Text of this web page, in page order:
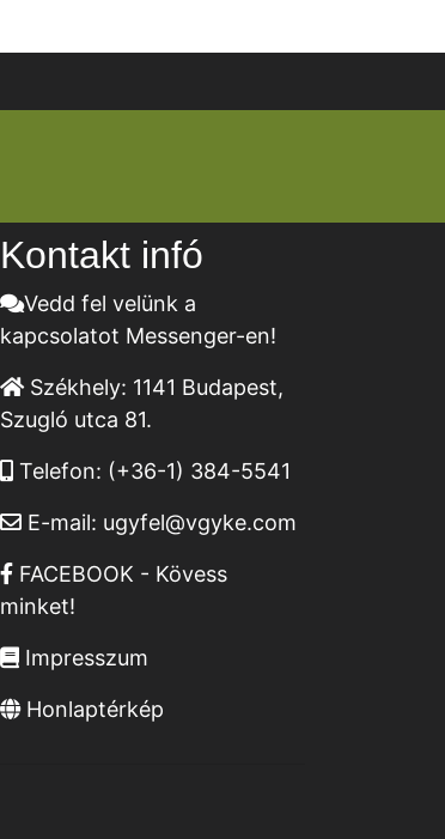
Kontakt infó
Vedd fel velünk a
kapcsolatot Messenger-en!
Székhely: 1141 Budapest,
Szugló utca 81.
Telefon: (+36-1) 384-5541
E-mail: ugyfel@vgyke.com
FACEBOOK - Kövess
minket!
Impresszum
Honlaptérkép